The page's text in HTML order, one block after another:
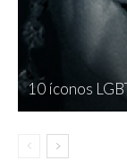
10 íconos